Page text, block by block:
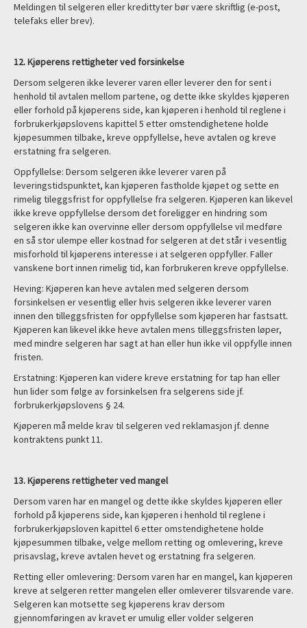
Meldingen til selgeren eller kredittyter bør være skriftlig (e-post,
telefaks eller brev).
12. Kjøperens rettigheter ved forsinkelse
Dersom selgeren ikke leverer varen eller leverer den for sent i
henhold til avtalen mellom partene, og dette ikke skyldes kjøperen
eller forhold på kjøperens side, kan kjøperen i henhold til reglene i
forbrukerkjøpslovens kapittel 5 etter omstendighetene holde
kjøpesummen tilbake, kreve oppfyllelse, heve avtalen og kreve
erstatning fra selgeren.
Oppfyllelse: Dersom selgeren ikke leverer varen på
leveringstidspunktet, kan kjøperen fastholde kjøpet og sette en
rimelig tileggsfrist for oppfyllelse fra selgeren. Kjøperen kan likevel
ikke kreve oppfyllelse dersom det foreligger en hindring som
selgeren ikke kan overvinne eller dersom oppfyllelse vil medføre
en så stor ulempe eller kostnad for selgeren at det står i vesentlig
misforhold til kjøperens interesse i at selgeren oppfyller. Faller
vanskene bort innen rimelig tid, kan forbrukeren kreve oppfyllelse.
Heving: Kjøperen kan heve avtalen med selgeren dersom
forsinkelsen er vesentlig eller hvis selgeren ikke leverer varen
innen den tilleggsfristen for oppfyllelse som kjøperen har fastsatt.
Kjøperen kan likevel ikke heve avtalen mens tilleggsfristen løper,
med mindre selgeren har sagt at han eller hun ikke vil oppfylle innen
fristen.
Erstatning: Kjøperen kan videre kreve erstatning for tap han eller
hun lider som følge av forsinkelsen fra selgerens side jf.
forbrukerkjøpslovens § 24.
Kjøperen må melde krav til selgeren ved reklamasjon jf. denne
kontraktens punkt 11.
13. Kjøperens rettigheter ved mangel
Dersom varen har en mangel og dette ikke skyldes kjøperen eller
forhold på kjøperens side, kan kjøperen i henhold til reglene i
forbrukerkjøpsloven kapittel 6 etter omstendighetene holde
kjøpesummen tilbake, velge mellom retting og omlevering, kreve
prisavslag, kreve avtalen hevet og erstatning fra selgeren.
Retting eller omlevering: Dersom varen har en mangel, kan kjøperen
kreve at selgeren retter mangelen eller omleverer tilsvarende vare.
Selgeren kan motsette seg kjøperens krav dersom
gjennomføringen av kravet er umulig eller volder selgeren